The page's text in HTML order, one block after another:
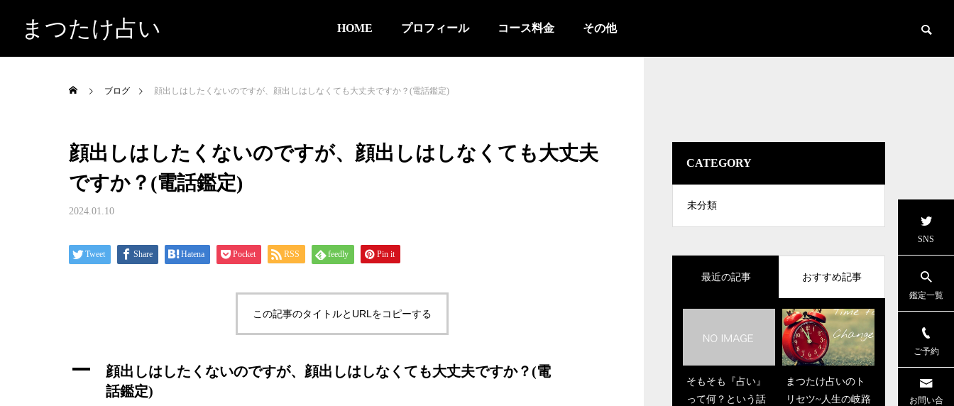
まつたけ占い HOME プロフィール コース料金 その他
ブログ 顔出しはしたくないのですが、顔出しはしなくても大丈夫ですか？(電話鑑定)
顔出しはしたくないのですが、顔出しはしなくても大丈夫
ですか？(電話鑑定)
2024.01.10
Tweet Share Hatena Pocket RSS feedly Pin it
この記事のタイトルとURLをコピーする
A
顔出しはしたくないのですが、顔出しはしなくても大丈夫ですか？(電
話鑑定)
CATEGORY
未分類
最近の記事 おすすめ記事
そもそも『占い』
って何？という話
まつたけ占いのト
リセツ~人生の岐路
ベットメイクしな
い人は何事も上手
コスパ概念は悪か
もしれない、とい
SNS
鑑定一覧
ご予約
お問い合